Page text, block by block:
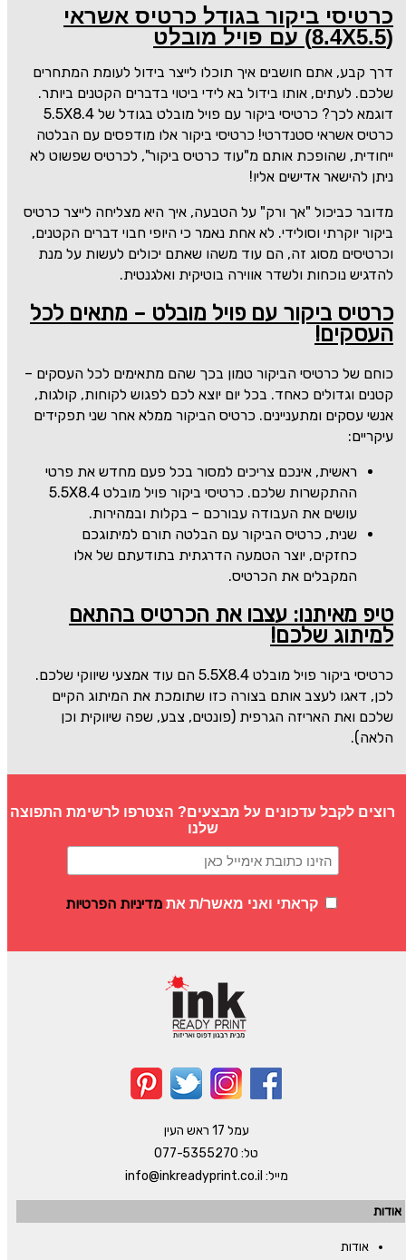
כרטיסי ביקור בגודל כרטיס אשראי
(8.4X5.5) עם פויל מובלט
דרך קבע, אתם חושבים איך תוכלו לייצר בידול לעומת המתחרים
שלכם. לעתים, אותו בידול בא לידי ביטוי בדברים הקטנים ביותר.
דוגמא לכך? כרטיסי ביקור עם פויל מובלט בגודל
5.5X8.4 של
כרטיס אשראי סטנדרטי! כרטיסי ביקור אלו מודפסים עם הבלטה
ייחודית, שהופכת אותם מ"עוד כרטיס ביקור", לכרטיס שפשוט לא
ניתן להישאר אדישים אליו!
מדובר כביכול "אך ורק" על הטבעה, איך היא מצליחה לייצר כרטיס
ביקור יוקרתי וסולידי. לא אחת נאמר כי היופי חבוי דברים הקטנים,
וכרטיסים מסוג זה, הם עוד משהו שאתם יכולים לעשות על מנת
להדגיש נוכחות ולשדר אווירה בוטיקית ואלגנטית.
כרטיס ביקור עם פויל מובלט – מתאים לכל
העסקים!
כוחם של כרטיסי הביקור טמון בכך שהם מתאימים לכל העסקים –
קטנים וגדולים כאחד. בכל יום יוצא לכם לפגוש לקוחות, קולגות,
אנשי עסקים ומתעניינים. כרטיס הביקור ממלא אחר שני תפקידים
עיקריים:
ראשית, אינכם צריכים למסור בכל פעם מחדש את פרטי
ההתקשרות שלכם. כרטיסי ביקור פויל מובלט 5.5X8.4
עושים את העבודה עבורכם – בקלות ובמהירות.
שנית, כרטיס הביקור עם הבלטה תורם למיתוגכם
כחזקים, יוצר הטמעה הדרגתית בתודעתם של אלו
המקבלים את הכרטיס.
טיפ מאיתנו: עצבו את הכרטיס בהתאם
למיתוג שלכם!
כרטיסי ביקור פויל מובלט 5.5X8.4 הם עוד אמצעי שיווקי שלכם.
לכן, דאגו לעצב אותם בצורה כזו שתומכת את המיתוג הקיים
שלכם ואת האריזה הגרפית (פונטים, צבע, שפה שיווקית וכן
הלאה).
רוצים לקבל עדכונים על מבצעים? הצטרפו לרשימת התפוצה
שלנו
קראתי ואני מאשר/ת את מדיניות הפרטיות
עמל 17 ראש העין
טל: 077-5355270
מייל: info@inkreadyprint.co.il
אודות
אודות